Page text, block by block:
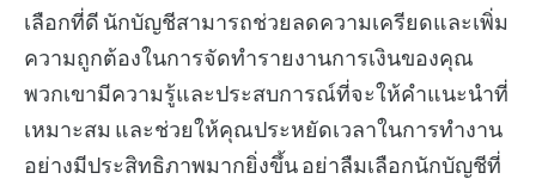
เลือกที่ดี นักบัญชีสามารถช่วยลดความเครียดและเพิ่ม
ความถูกต้องในการจัดทำรายงานการเงินของคุณ
พวกเขามีความรู้และประสบการณ์ที่จะให้คำแนะนำที่
เหมาะสม และช่วยให้คุณประหยัดเวลาในการทำงาน
อย่างมีประสิทธิภาพมากยิ่งขึ้น อย่าลืมเลือกนักบัญชีที่